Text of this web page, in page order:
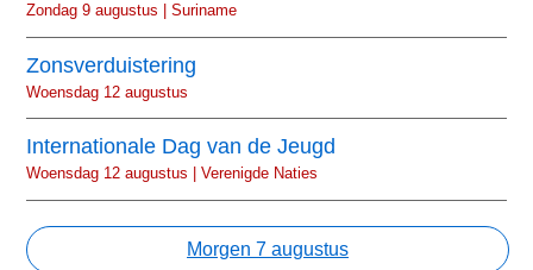
Zondag 9 augustus | Suriname
Zonsverduistering
Woensdag 12 augustus
Internationale Dag van de Jeugd
Woensdag 12 augustus | Verenigde Naties
Morgen 7 augustus